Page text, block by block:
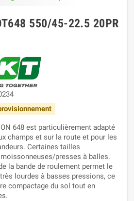
550/45-22.5 20PR
648 est particulièrement adapté
champs et sur la route et pour les
Certaines tailles
presses à balles.
la bande de roulement permet le
lourdes à basses pressions, ce
compactage du sol tout en